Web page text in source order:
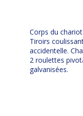
Corps du
Tiroirs
accidentelle.
2 roulettes
galvanisées.